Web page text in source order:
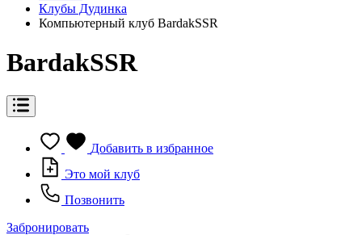
Клубы Дудинка
Компьютерный клуб BardakSSR
BardakSSR
Добавить в избранное
Это мой клуб
Позвонить
Забронировать